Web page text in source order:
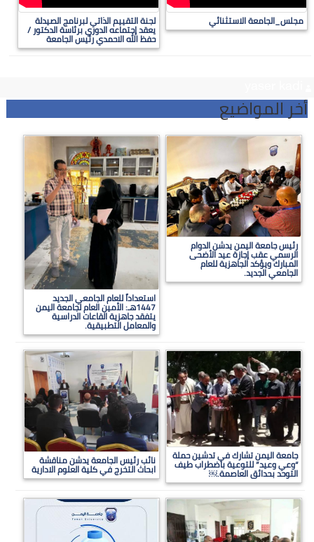
مجلس_الجامعة الاستثنائي لجنة التقييم الذاتي لبرنامج الصيدلة
يعقد إجتماعه الدوري برئاسة الدكتور /
حفظ الله الاحمدي رئيس الجامعة
أخر المواضيع
رئيس جامعة اليمن يدشن الدوام
الرسمي عقب إجازة عيد الأضحى
المبارك ويؤكد الجاهزية للعام
الجامعي الجديد.
استعداداً للعام الجامعي الجديد
1447هـ: الأمين العام لجامعة اليمن
يتفقد جاهزية القاعات الدراسية
والمعامل التطبيقية.
جامعة اليمن تشارك في تدشين حملة
“وعي وعيد” للتوعية باضطراب طيف
التوحد بحدائق العاصمة.￼
نائب رئيس الجامعة يدشن مناقشة
ابحاث التخرج في كلية العلوم الادارية